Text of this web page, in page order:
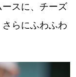
ースに、チーズ
らにふわふわ